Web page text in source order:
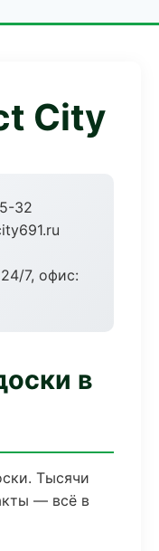
City
32
7, офис:
в
Тысячи
— всё в